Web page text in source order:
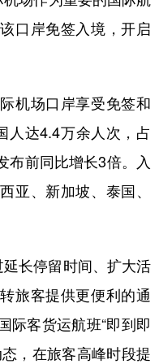
口岸免签入境，开启
场口岸享受免签和
人达4.4万余人次，占
布前同比增长3倍。入
亚、新加坡、泰国、
长停留时间、扩大活
旅客提供更便利的通
际客货运航班“即到即
，在旅客高峰时段提